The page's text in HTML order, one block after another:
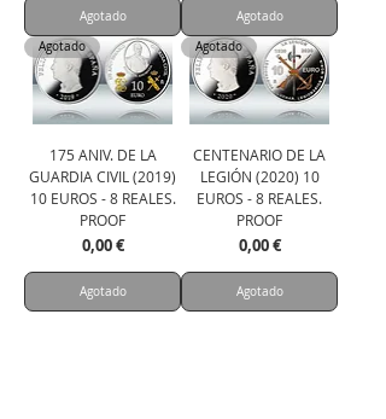
Agotado
Agotado
Agotado
175 ANIV. DE LA
GUARDIA CIVIL (2019)
10 EUROS - 8 REALES.
PROOF
Precio
0,00 €
Agotado
Agotado
CENTENARIO DE LA
LEGIÓN (2020) 10
EUROS - 8 REALES.
PROOF
Precio
0,00 €
Agotado